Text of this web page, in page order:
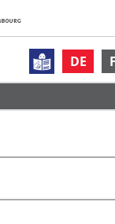
DE